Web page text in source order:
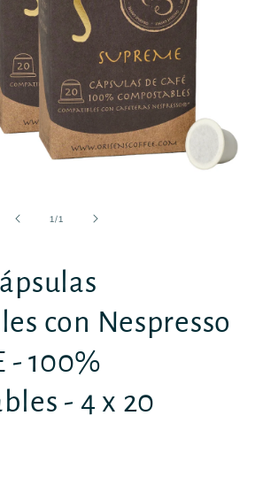
1/de1
con Nespresso
- 100%
- 4 x 20